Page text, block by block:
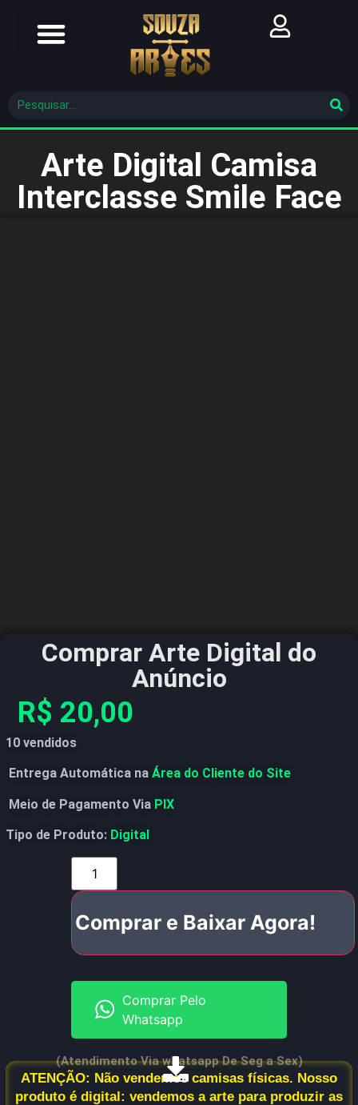
Arte Digital Camisa
Interclasse Smile Face
Comprar Arte Digital do
Anúncio
R$ 20,00
10 vendidos
Entrega Automática na Área do Cliente do Site
Meio de Pagamento Via PIX
Tipo de Produto: Digital
Comprar e Baixar Agora!
Comprar Pelo
Whatsapp
(Atendimento Via whatsapp De Seg a Sex)
ATENÇÃO: Não vendemos camisas físicas. Nosso
produto é digital: vendemos a arte para produzir as